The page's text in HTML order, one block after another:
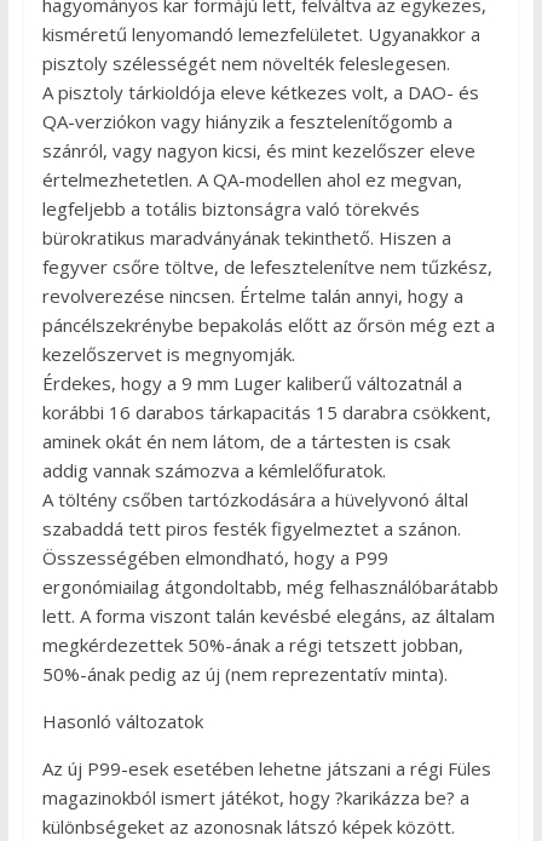
hagyományos kar formájú lett, felváltva az egykezes,
kisméretű lenyomandó lemezfelületet. Ugyanakkor a
pisztoly szélességét nem növelték feleslegesen.
A pisztoly tárkioldója eleve kétkezes volt, a DAO- és
QA-verziókon vagy hiányzik a fesztelenítőgomb a
szánról, vagy nagyon kicsi, és mint kezelőszer eleve
értelmezhetetlen. A QA-modellen ahol ez megvan,
legfeljebb a totális biztonságra való törekvés
bürokratikus maradványának tekinthető. Hiszen a
fegyver csőre töltve, de lefesztelenítve nem tűzkész,
revolverezése nincsen. Értelme talán annyi, hogy a
páncélszekrénybe bepakolás előtt az őrsön még ezt a
kezelőszervet is megnyomják.
Érdekes, hogy a 9 mm Luger kaliberű változatnál a
korábbi 16 darabos tárkapacitás 15 darabra csökkent,
aminek okát én nem látom, de a tártesten is csak
addig vannak számozva a kémlelőfuratok.
A töltény csőben tartózkodására a hüvelyvonó által
szabaddá tett piros festék figyelmeztet a szánon.
Összességében elmondható, hogy a P99
ergonómiailag átgondoltabb, még felhasználóbarátabb
lett. A forma viszont talán kevésbé elegáns, az általam
megkérdezettek 50%-ának a régi tetszett jobban,
50%-ának pedig az új (nem reprezentatív minta).
Hasonló változatok
Az új P99-esek esetében lehetne játszani a régi Füles
magazinokból ismert játékot, hogy ?karikázza be? a
különbségeket az azonosnak látszó képek között.